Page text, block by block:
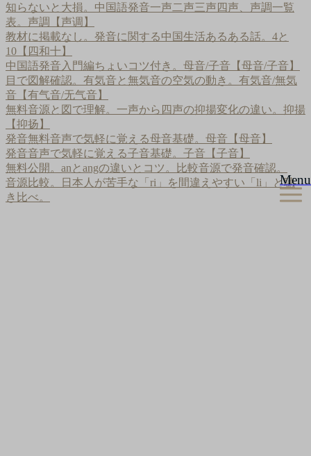
Menu
知らないと大損。中国語発音一声二声三声四声、声調一覧
表。声調【声调】
教材に掲載なし。発音に関する中国生活あるある話。4と
10【四和十】
中国語発音入門編ちょいコツ付き。母音/子音【母音/子音】
目で図解確認。有気音と無気音の空気の動き。有気音/無気
音【有气音/无气音】
無料音源と図で理解。一声から四声の抑揚変化の違い。抑揚
【抑扬】
発音無料音声で気軽に覚える母音基礎。母音【母音】
発音音声で気軽に覚える子音基礎。子音【子音】
無料公開。anとangの違いとコツ。比較音源で発音確認。
音源比較。日本人が苦手な「ri」を間違えやすい「li」と聴
き比べ。